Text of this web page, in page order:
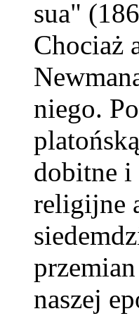
sua"
Chociaż
niego.
dobitne i
religijne
naszej